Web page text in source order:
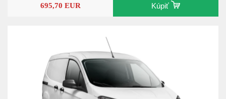
695,70 EUR Kúpiť